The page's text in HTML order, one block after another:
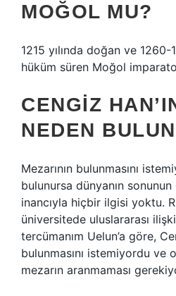
MOĞOL MU?
1215 yılında doğan ve 1260-
hüküm süren Moğol
CENGIZ
NEDEN
Mezarının bulunmasını
bulunursa dünyanın
inancıyla hiçbir ilgisi yoktu.
üniversitede uluslararası
tercümanım Uelun’a göre,
bulunmasını istemiyordu ve
mezarın aranmaması